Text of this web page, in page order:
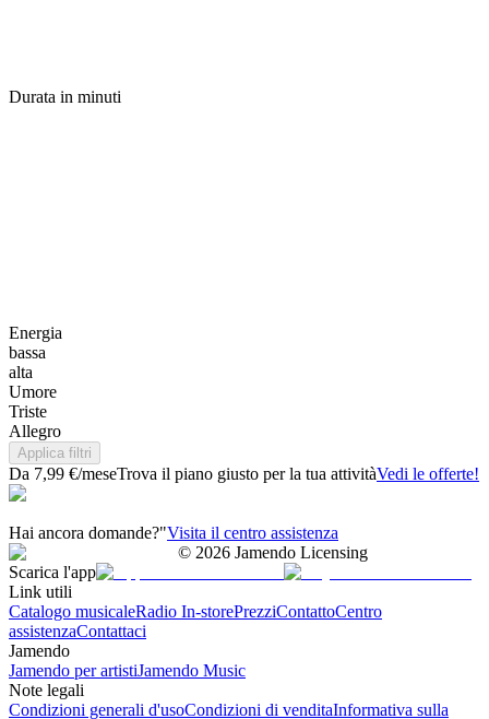
Durata in minuti
Energia
bassa
alta
Umore
Triste
Allegro
Applica filtri
Da 7,99 €/meseTrova il piano giusto per la tua attivitàVedi le offerte!
Hai ancora domande?"Visita il centro assistenza
© 2026 Jamendo Licensing
Scarica l'app
Link utili
Catalogo musicaleRadio In-storePrezziContattoCentro
assistenzaContattaci
Jamendo
Jamendo per artistiJamendo Music
Note legali
Condizioni generali d'usoCondizioni di venditaInformativa sulla